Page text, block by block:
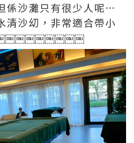
係沙灘只有很少人呢⋯
清沙㓜，非常適合帶小
￼￼￼￼￼￼￼￼￼￼